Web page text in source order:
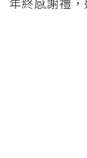
年終感謝禮，